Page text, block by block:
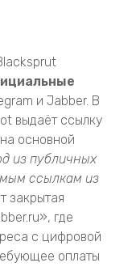
и Jabber. В
выдаёт ссылку
основной
из публичных
ссылкам из
закрытая
где
с цифровой
оплаты